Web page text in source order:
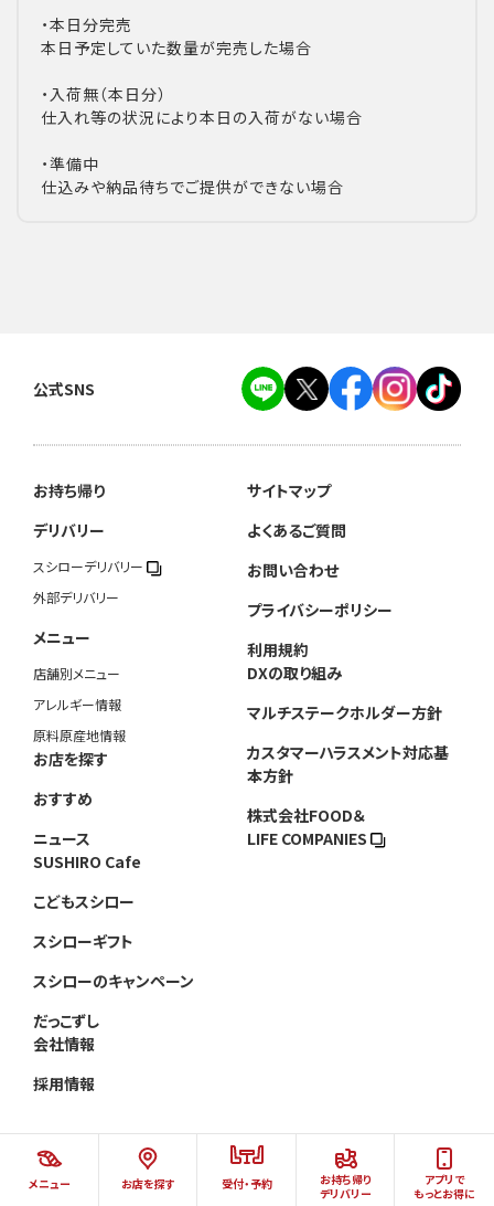
メニュー お店を探す 受付・予約
お持ち帰り
デリバリー
アプリで
もっとお得に
・本日分完売
本日予定していた数量が完売した場合
・入荷無（本日分）
仕入れ等の状況により本日の入荷がない場合
・準備中
仕込みや納品待ちでご提供ができない場合
公式SNS
お持ち帰り
デリバリー
スシローデリバリー
外部デリバリー
メニュー
店舗別メニュー
アレルギー情報
原料原産地情報
お店を探す
おすすめ
ニュース
SUSHIRO Cafe
こどもスシロー
スシローギフト
スシローのキャンペーン
だっこずし
会社情報
採用情報
サイトマップ
よくあるご質問
お問い合わせ
プライバシーポリシー
利用規約
DXの取り組み
マルチステークホルダー方針
カスタマーハラスメント対応基
本方針
株式会社FOOD＆
LIFE COMPANIES
©AKINDO SUSHIRO CO.,LTD.ALL RIGHTS RESERVED.